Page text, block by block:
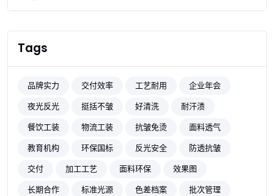
Tags
品牌实力 交付效率 工艺耐用
企业年会
夜光反光
挺括不皱 好清洗
耐汗渍
餐饮工装
物流工装 抗皱免烫
面料透气
教育机构
环保国标 反光安全
防透抗皱
交付
加工工艺 面料环保
效果图
长期合作
标准光源 色差档案
批次管理